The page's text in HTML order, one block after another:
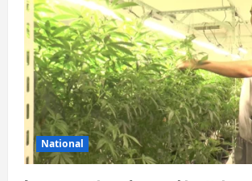
o
n
d
’
a
National